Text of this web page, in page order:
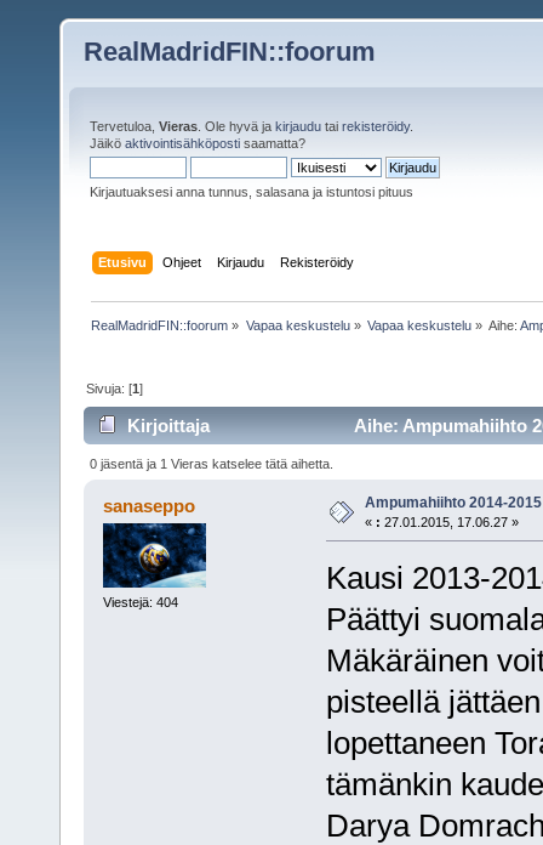
RealMadridFIN::foorum
Tervetuloa, Vieras . Ole hyvä ja kirjaudu tai rekisteröidy.
Jäikö aktivointisähköposti saamatta?
Kirjautuaksesi anna tunnus, salasana ja istuntosi pituus
Etusivu Ohjeet Kirjaudu Rekisteröidy
RealMadridFIN::foorum » Vapaa keskustelu» Vapaa keskustelu» Aihe:
Sivuja: [1]
Kirjoittaja Aihe: Ampumahiihto
0 jäsentä ja 1 Vieras katselee tätä aihetta.
sanaseppo
Viestejä: 404
Ampumahiihto 2014-2015
« : 27.01.2015, 17.06.27 »
Kausi 2013-
Päättyi
Mäkäräinen
pisteellä
lopettaneen
tämänkin
Darya